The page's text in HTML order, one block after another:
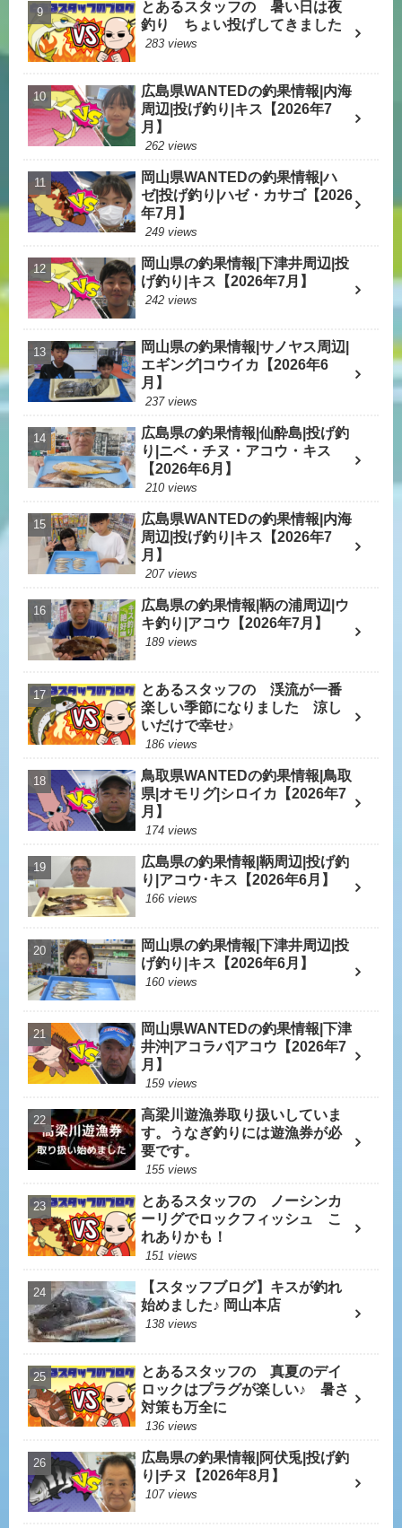
とあるスタッフの 暑い日は夜
釣り ちょい投げしてきました
283 views
広島県WANTEDの釣果情報|内海
周辺|投げ釣り|キス【2026年7
月】
262 views
岡山県WANTEDの釣果情報|ハ
ゼ|投げ釣り|ハゼ・カサゴ【2026
年7月】
249 views
岡山県の釣果情報|下津井周辺|投
げ釣り|キス【2026年7月】
242 views
岡山県の釣果情報|サノヤス周辺|
エギング|コウイカ【2026年6
月】
237 views
広島県の釣果情報|仙酔島|投げ釣
り|ニベ・チヌ・アコウ・キス
【2026年6月】
210 views
広島県WANTEDの釣果情報|内海
周辺|投げ釣り|キス【2026年7
月】
207 views
広島県の釣果情報|鞆の浦周辺|ウ
キ釣り|アコウ【2026年7月】
189 views
とあるスタッフの 渓流が一番
楽しい季節になりました 涼し
いだけで幸せ♪
186 views
鳥取県WANTEDの釣果情報|鳥取
県|オモリグ|シロイカ【2026年7
月】
174 views
広島県の釣果情報|鞆周辺|投げ釣
り|アコウ･キス【2026年6月】
166 views
岡山県の釣果情報|下津井周辺|投
げ釣り|キス【2026年6月】
160 views
岡山県WANTEDの釣果情報|下津
井沖|アコラバ|アコウ【2026年7
月】
159 views
高梁川遊漁券取り扱いしていま
す。うなぎ釣りには遊漁券が必
要です。
155 views
とあるスタッフの ノーシンカ
ーリグでロックフィッシュ こ
れありかも！
151 views
【スタッフブログ】キスが釣れ
始めました♪ 岡山本店
138 views
とあるスタッフの 真夏のデイ
ロックはプラグが楽しい♪ 暑さ
対策も万全に
136 views
広島県の釣果情報|阿伏兎|投げ釣
り|チヌ【2026年8月】
107 views